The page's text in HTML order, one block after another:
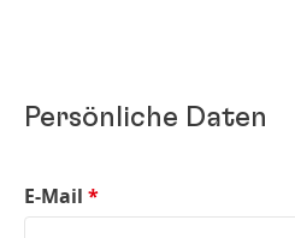
Persönliche Daten
E-Mail *